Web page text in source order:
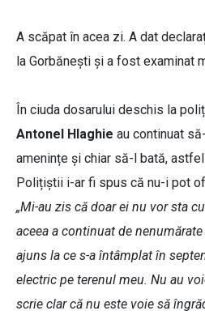
A scăpat în acea zi. A dat
la Gorbănești și a fost examinat
În ciuda dosarului deschis la
Antonel Hlaghie au continuat
amenințe și chiar să-l bată,
Polițiștii i-ar fi spus că nu-i pot
„Mi-au zis că doar ei nu vor sta
aceea a continuat de
ajuns la ce s-a întâmplat în
electric pe terenul meu. Nu au
scrie clar că nu este voie să